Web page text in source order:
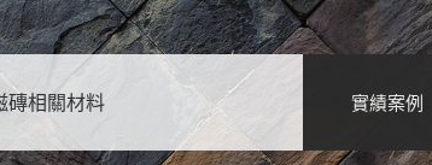
磚相關材料 實績案例